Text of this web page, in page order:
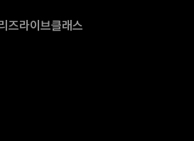
즈라이브클래스